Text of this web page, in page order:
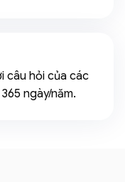
câu hỏi của các
ngày/năm.